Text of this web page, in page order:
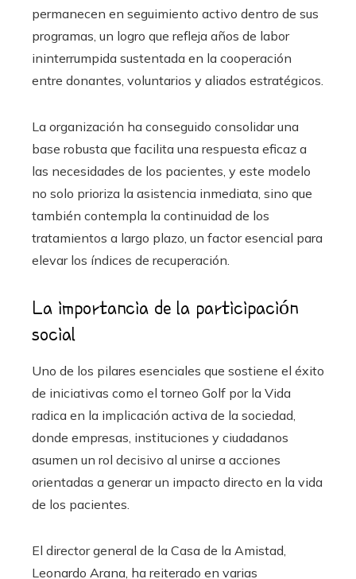
permanecen en seguimiento activo dentro de sus
programas, un logro que refleja años de labor
ininterrumpida sustentada en la cooperación
entre donantes, voluntarios y aliados estratégicos.
La organización ha conseguido consolidar una
base robusta que facilita una respuesta eficaz a
las necesidades de los pacientes, y este modelo
no solo prioriza la asistencia inmediata, sino que
también contempla la continuidad de los
tratamientos a largo plazo, un factor esencial para
elevar los índices de recuperación.
La importancia de la participación
social
Uno de los pilares esenciales que sostiene el éxito
de iniciativas como el torneo Golf por la Vida
radica en la implicación activa de la sociedad,
donde empresas, instituciones y ciudadanos
asumen un rol decisivo al unirse a acciones
orientadas a generar un impacto directo en la vida
de los pacientes.
El director general de la Casa de la Amistad,
Leonardo Arana, ha reiterado en varias